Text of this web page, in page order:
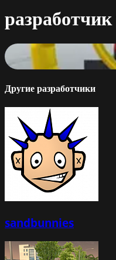
разработчик
Stunts Track
76
Другие разработчики
sandbunnies